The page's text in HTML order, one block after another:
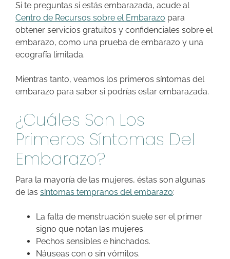
Si te preguntas si estás embarazada, acude al
Centro de Recursos sobre el Embarazo para
obtener servicios gratuitos y confidenciales sobre el
embarazo, como una prueba de embarazo y una
ecografía limitada.
Mientras tanto, veamos los primeros síntomas del
embarazo para saber si podrías estar embarazada.
¿Cuáles Son Los
Primeros Síntomas Del
Embarazo?
Para la mayoría de las mujeres, éstas son algunas
de las síntomas tempranos del embarazo:
La falta de menstruación suele ser el primer
signo que notan las mujeres.
Pechos sensibles e hinchados.
Náuseas con o sin vómitos.